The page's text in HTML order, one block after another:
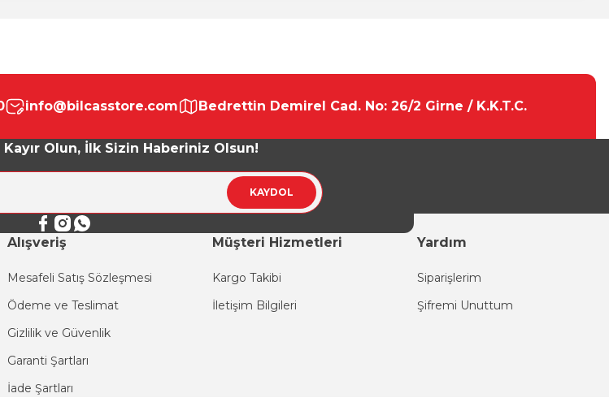
Gönder
info@bilcasstore.com Bedrettin Demirel Cad. No: 26/2 Girne / K.K.T.C.
Olun, İlk Sizin Haberiniz Olsun!
KAYDOL
Alışveriş
Mesafeli Satış Sözleşmesi
Ödeme ve Teslimat
Gizlilik ve Güvenlik
Garanti Şartları
İade Şartları
Müşteri Hizmetleri
Kargo Takibi
İletişim Bilgileri
Yardım
Siparişlerim
Şifremi Unuttum